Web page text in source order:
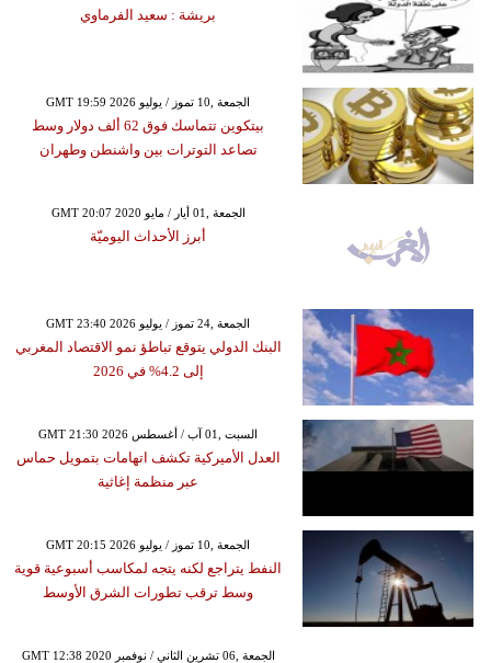
بريشة : سعيد الفرماوي
GMT 19:59 2026 الجمعة ,10 تموز / يوليو
بيتكوين تتماسك فوق 62 ألف دولار وسط
تصاعد التوترات بين واشنطن وطهران
GMT 20:07 2020 الجمعة ,01 أيار / مايو
أبرز الأحداث اليوميّة
GMT 23:40 2026 الجمعة ,24 تموز / يوليو
البنك الدولي يتوقع تباطؤ نمو الاقتصاد المغربي
إلى 4.2% في 2026
GMT 21:30 2026 السبت ,01 آب / أغسطس
العدل الأميركية تكشف اتهامات بتمويل حماس
عبر منظمة إغاثية
GMT 20:15 2026 الجمعة ,10 تموز / يوليو
النفط يتراجع لكنه يتجه لمكاسب أسبوعية قوية
وسط ترقب تطورات الشرق الأوسط
GMT 12:38 2020 الجمعة ,06 تشرين الثاني / نوفمبر